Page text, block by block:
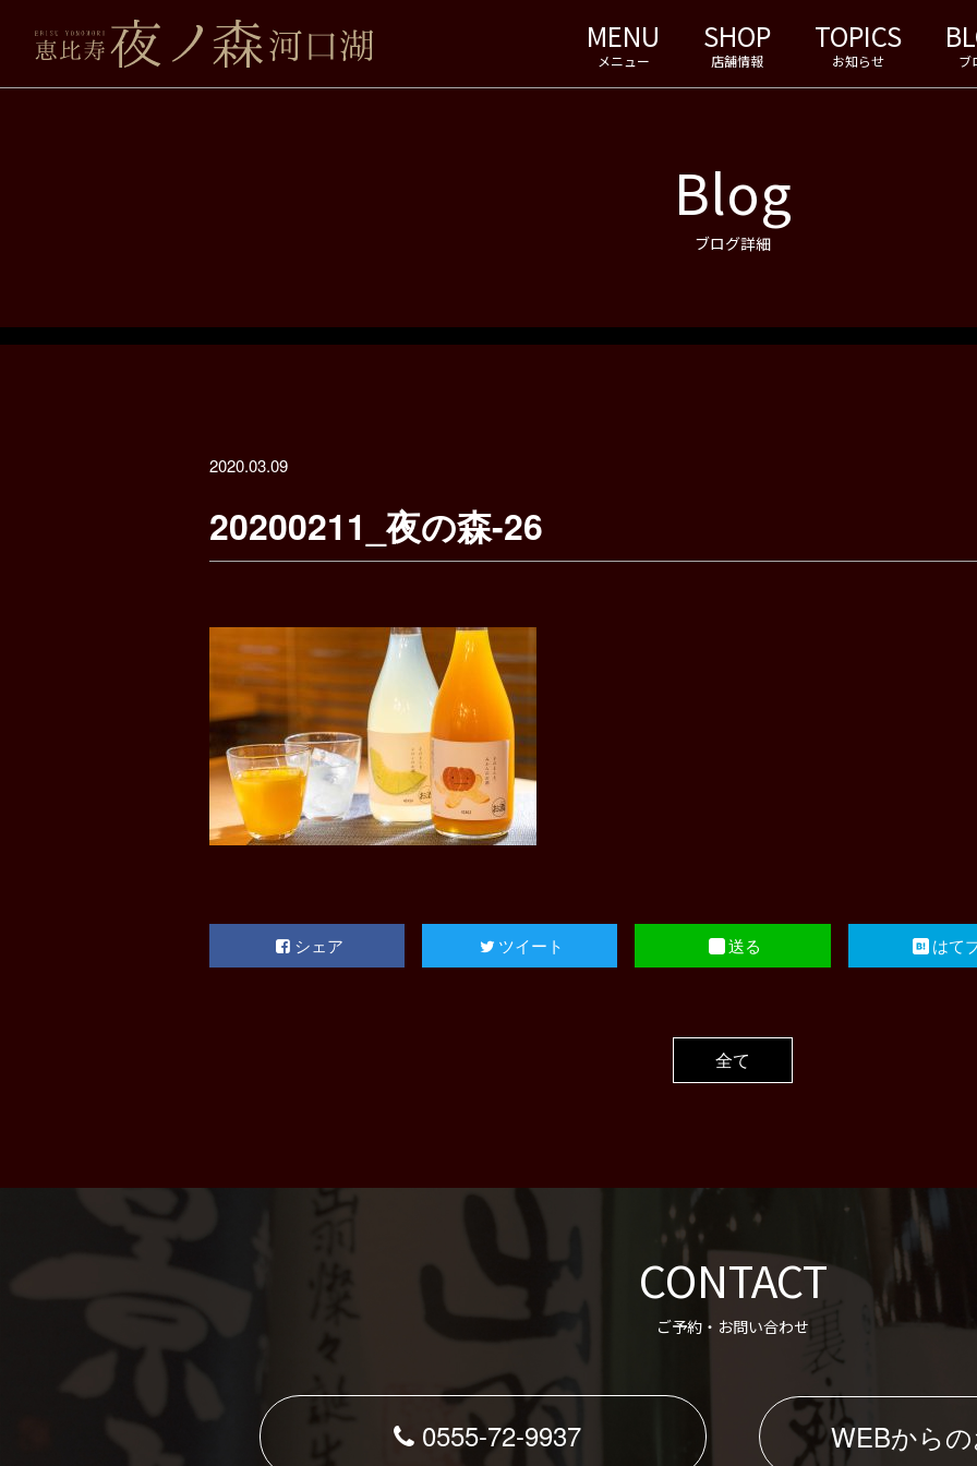
MENU
メニュー
SHOP
店舗情報
TOPICS
お知らせ ブ
Blog
ブログ詳細
2020.03.09
20200211_夜の森-26
シェア ツイート 送る はて
全て
CONTACT
ご予約・お問い合わせ
0555-72-9937 WEBから